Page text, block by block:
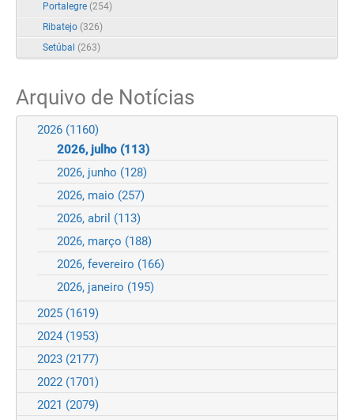
Portalegre (254)
Ribatejo (326)
Setúbal (263)
Arquivo de Notícias
2026 (1160)
2026, julho (113)
2026, junho (128)
2026, maio (257)
2026, abril (113)
2026, março (188)
2026, fevereiro (166)
2026, janeiro (195)
2025 (1619)
2024 (1953)
2023 (2177)
2022 (1701)
2021 (2079)